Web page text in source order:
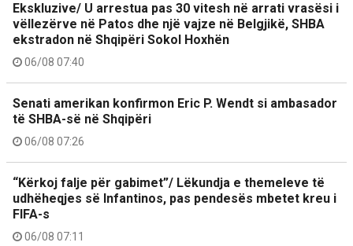
Ekskluzive/ U arrestua pas 30 vitesh në arrati vrasësi i
vëllezërve në Patos dhe një vajze në Belgjikë, SHBA
ekstradon në Shqipëri Sokol Hoxhën
06/08 07:40
Senati amerikan konfirmon Eric P. Wendt si ambasador
të SHBA-së në Shqipëri
06/08 07:26
“Kërkoj falje për gabimet”/ Lëkundja e themeleve të
udhëheqjes së Infantinos, pas pendesës mbetet kreu i
FIFA-s
06/08 07:11